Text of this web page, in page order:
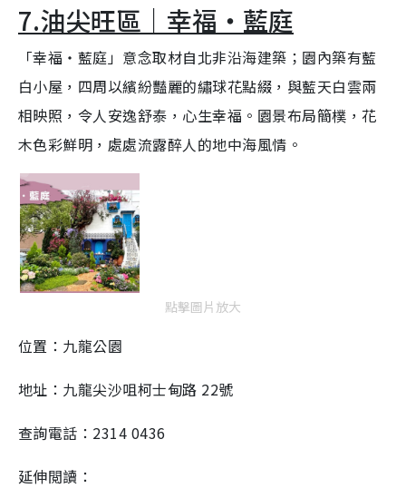
7.油尖旺區｜幸福‧藍庭
「幸福‧藍庭」意念取材自北非沿海建築；園內築有藍
白小屋，四周以繽紛豔麗的繡球花點綴，與藍天白雲兩
相映照，令人安逸舒泰，心生幸福。園景布局簡樸，花
木色彩鮮明，處處流露醉人的地中海風情。
點擊圖片放大
位置：九龍公園
地址：九龍尖沙咀柯士甸路 22號
查詢電話：2314 0436
延伸閲讀：